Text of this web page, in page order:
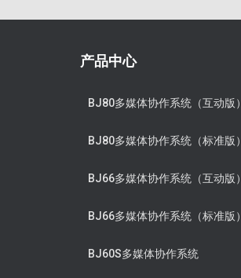
产品中心
BJ80多媒体协作系统（互动版）
BJ80多媒体协作系统（标准版）
BJ66多媒体协作系统（互动版）
BJ66多媒体协作系统（标准版）
BJ60S多媒体协作系统